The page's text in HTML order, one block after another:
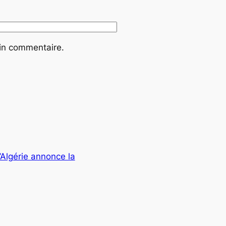
commentaire.
annonce la